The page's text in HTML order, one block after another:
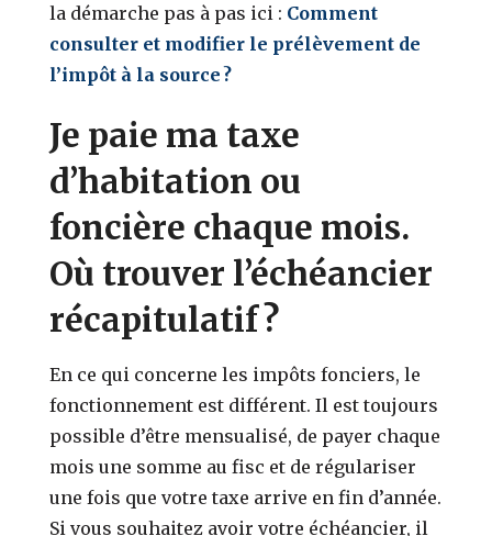
la démarche pas à pas ici : Comment
consulter et modifier le prélèvement de
l’impôt à la source ?
Je paie ma taxe
d’habitation ou
foncière chaque mois.
Où trouver l’échéancier
récapitulatif ?
En ce qui concerne les impôts fonciers, le
fonctionnement est différent. Il est toujours
possible d’être mensualisé, de payer chaque
mois une somme au fisc et de régulariser
une fois que votre taxe arrive en fin d’année.
Si vous souhaitez avoir votre échéancier, il